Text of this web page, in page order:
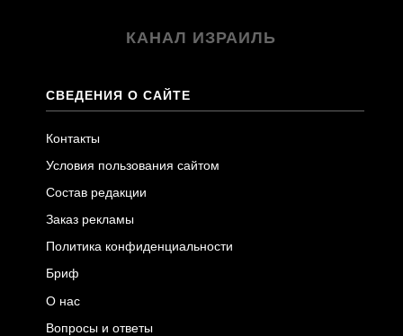
КАНАЛ ИЗРАИЛЬ
СВЕДЕНИЯ О САЙТЕ
Контакты
Условия пользования сайтом
Состав редакции
Заказ рекламы
Политика конфиденциальности
Бриф
О нас
Вопросы и ответы